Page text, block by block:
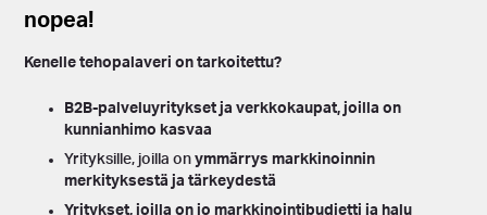
nopea!
Kenelle tehopalaveri on tarkoitettu?
B2B-palveluyritykset javerkkokaupat, joilla on
kunnianhimo kasvaa
Yrityksille, joilla onymmärrys markkinoinnin
merkityksestä ja tärkeydestä
Yritykset, joilla on jo markkinointibudjetti ja halu